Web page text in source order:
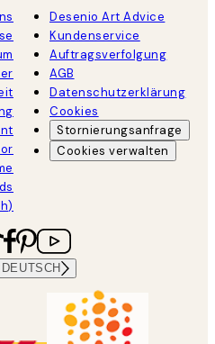
Desenio Art Advice
Kundenservice
Auftragsverfolgung
AGB
Datenschutzerklärung
Cookies
Stornierungsanfrage
Cookies verwalten
DEUTSCH